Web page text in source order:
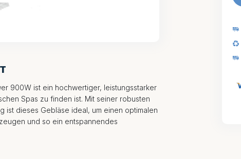
900W ist ein hochwertiger, leistungsstarker
Spas zu finden ist. Mit seiner robusten
ist dieses Gebläse ideal, um einen optimalen
und so ein entspannendes